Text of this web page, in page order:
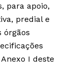
para apoio,
predial e
órgãos
I deste